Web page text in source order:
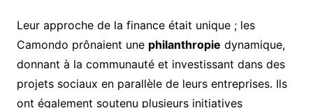
Leur approche de la finance était unique ; les
Camondo prônaient une philanthropie dynamique,
donnant à la communauté et investissant dans des
projets sociaux en parallèle de leurs entreprises. Ils
ont également soutenu plusieurs initiatives